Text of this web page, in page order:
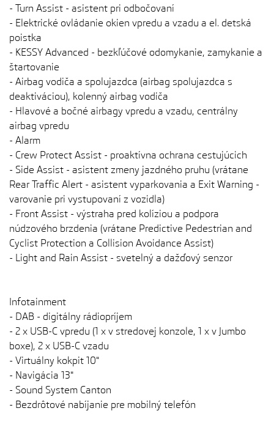
- Turn Assist - asistent pri odbočovaní
- Elektrické ovládanie okien vpredu a vzadu a el. detská
poistka
- KESSY Advanced - bezkľúčové odomykanie, zamykanie a
štartovanie
- Airbag vodiča a spolujazdca (airbag spolujazdca s
deaktiváciou), kolenný airbag vodiča
- Hlavové a bočné airbagy vpredu a vzadu, centrálny
airbag vpredu
- Alarm
- Crew Protect Assist - proaktívna ochrana cestujúcich
- Side Assist - asistent zmeny jazdného pruhu (vrátane
Rear Traffic Alert - asistent vyparkovania a Exit Warning -
varovanie pri vystupovaní z vozidla)
- Front Assist - výstraha pred kolíziou a podpora
núdzového brzdenia (vrátane Predictive Pedestrian and
Cyclist Protection a Collision Avoidance Assist)
- Light and Rain Assist - svetelný a dažďový senzor
Infotainment
- DAB - digitálny rádiopríjem
- 2 x USB-C vpredu (1 x v stredovej konzole, 1 x v Jumbo
boxe), 2 x USB-C vzadu
- Virtuálny kokpit 10"
- Navigácia 13"
- Sound System Canton
- Bezdrôtové nabíjanie pre mobilný telefón